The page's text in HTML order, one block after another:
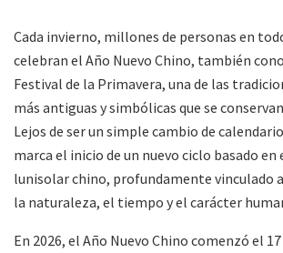
Cada invierno, millones de personas en
celebran el Año Nuevo Chino, también
Festival de la Primavera, una de las
más antiguas y simbólicas que se
Lejos de ser un simple cambio de
marca el inicio de un nuevo ciclo basado en
lunisolar chino, profundamente vinculado
la naturaleza, el tiempo y el carácter
En 2026, el Año Nuevo Chino comenzó el